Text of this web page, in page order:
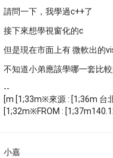
請問一下，我學過c++了
接下來想學視窗化的c
但是現在市面上有 微軟出的
不知道小弟應該學哪一套比
--
[m [1;33m※來源 : [1;36m 台
[1;32m※FROM :
小嘉